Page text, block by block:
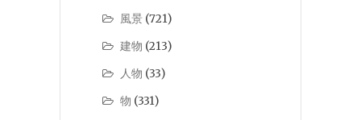
風景 (721)
建物 (213)
人物 (33)
物 (331)